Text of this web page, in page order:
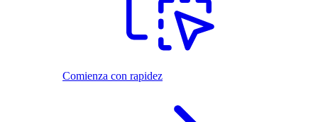
Comienza con rapidez